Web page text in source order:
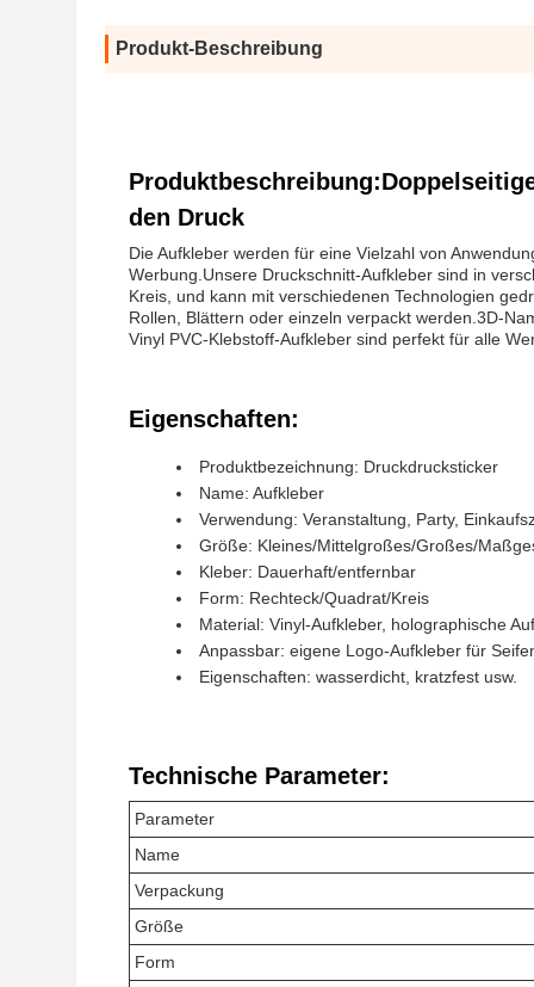
Produkt-Beschreibung
den Druck
Die Aufkleber werden für eine Vielzahl von
Werbung.Unsere Druckschnitt-Aufkleber sind in
Kreis, und kann mit verschiedenen Technologien
Rollen, Blättern oder einzeln verpackt werden.3D-
Vinyl PVC-Klebstoff-Aufkleber sind perfekt für alle
Eigenschaften:
Produktbezeichnung: Druckdrucksticker
Name: Aufkleber
Verwendung: Veranstaltung, Party,
Größe: Kleines/Mittelgroßes/Großes/
Kleber: Dauerhaft/entfernbar
Form: Rechteck/Quadrat/Kreis
Material: Vinyl-Aufkleber, holographische
Anpassbar: eigene Logo-Aufkleber für
Eigenschaften: wasserdicht, kratzfest usw.
Technische Parameter:
Parameter
Name
Verpackung
Größe
Form